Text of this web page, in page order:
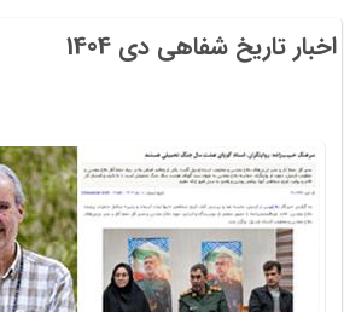
اخبار تاریخ شفاهی دی 1404